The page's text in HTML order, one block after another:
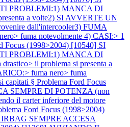
PROBLEMI:1) MANCA DI
a volte2) SI AVVERTE UN
dall'intercooler3) FUMA
fuma notevolmente 4) CASI:> 1
Focus (1998>2004) [10540] SI
PROBLEMI:1) MANCA DI
il problema si presenta a
fuma nero> fuma
capitati § Problema Ford Focus
SEMPRE DI POTENZA (non
il carter inferiore del motore
Ford Focus (1998>2004)
SEMPRE ACCESA